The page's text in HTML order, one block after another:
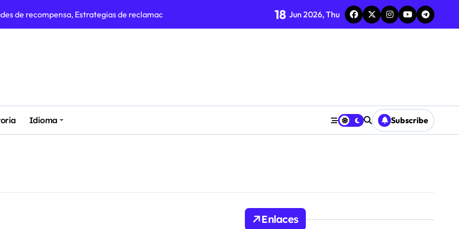
Momento de reclamación, Asignación de recursos
Eficiencia en reclamaciones, Planificación de bonificaciones
18 Jun 2026, Thu
Idioma Subscribe
Enlaces